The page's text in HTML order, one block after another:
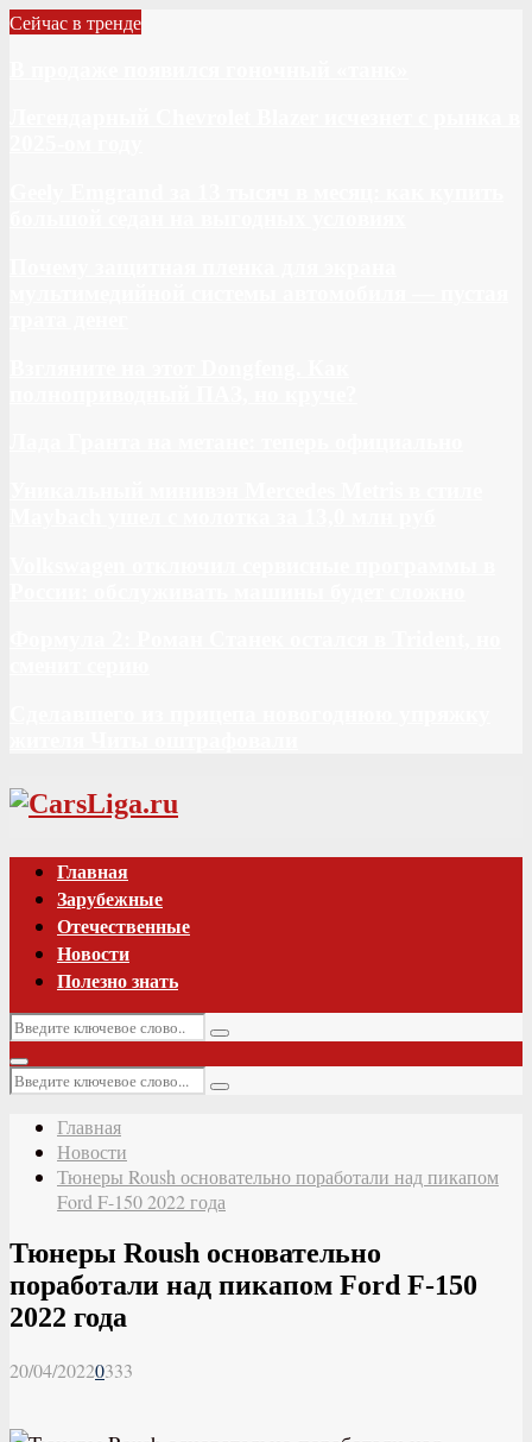
Сейчас в тренде
Vk
Главная
Зарубежные
Отечественные
Новости
Полезно знать
Искать:
Поиск
Основное
меню
Искать:
Поиск
Главная
Новости
Тюнеры Roush основательно поработали над пикапом
Ford F-150 2022 года
Тюнеры Roush основательно
поработали над пикапом Ford F-150
2022 года
20/04/20220333